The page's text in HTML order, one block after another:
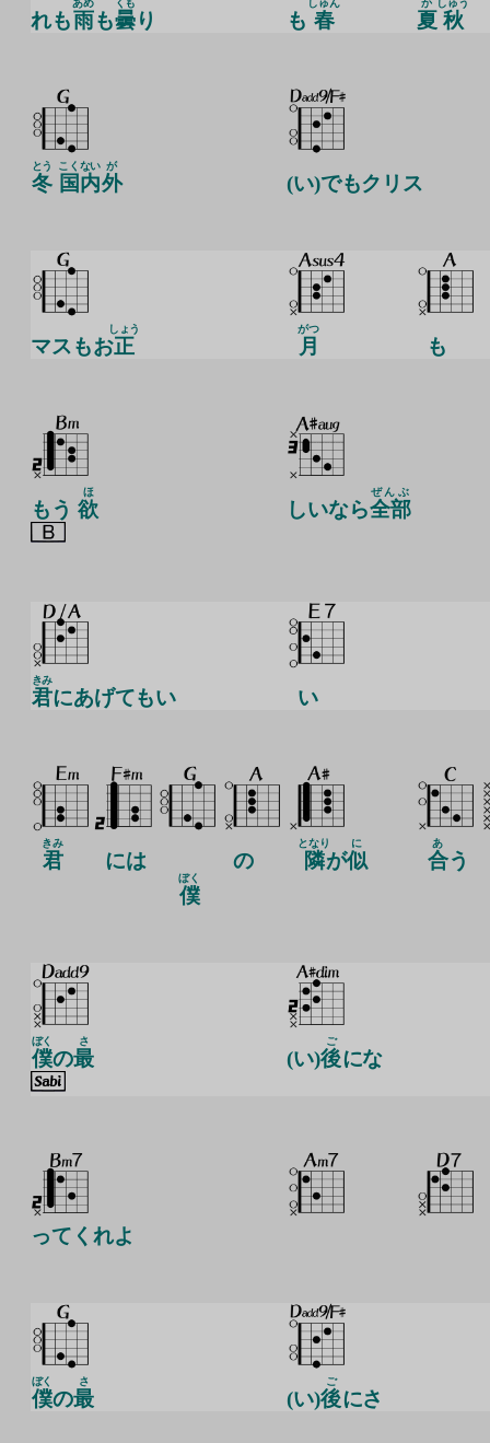
れも雨
あめ
も曇
くも
り も 春
しゅん
夏
か
秋
しゅう
冬
とう
国
こく
内
ない
外
が
(い)でもクリス
マスもお正
しょう
月
がつ
も
もう 欲
ほ
しいなら全部
ぜんぶ
君
きみ
にあげてもい い
君
きみ
には
僕
ぼく
の 隣
となり
が似
に
合
あ
う
僕
ぼく
の最
さ
(い)後
ご
にな
ってくれよ
僕
ぼく
の最
さ
(い)後
ご
にさ